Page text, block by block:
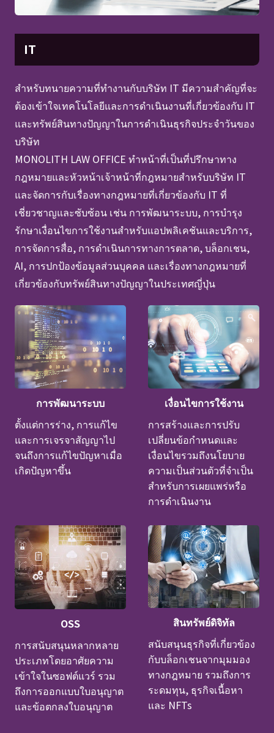
IT
สำหรับทนายความที่ทำงานกับบริษัท IT มีความสำคัญที่จะ
ต้องเข้าใจเทคโนโลยีและการดำเนินงานที่เกี่ยวข้องกับ IT
และทรัพย์สินทางปัญญาในการดำเนินธุรกิจประจำวันของ
บริษัท
MONOLITH LAW OFFICE ทำหน้าที่เป็นที่ปรึกษาทาง
กฎหมายและหัวหน้าเจ้าหน้าที่กฎหมายสำหรับบริษัท IT
และจัดการกับเรื่องทางกฎหมายที่เกี่ยวข้องกับ IT ที่
เชี่ยวชาญและซับซ้อน เช่น การพัฒนาระบบ, การบำรุง
รักษาเงื่อนไขการใช้งานสำหรับแอปพลิเคชันและบริการ,
การจัดการสื่อ, การดำเนินการทางการตลาด, บล็อกเชน,
AI, การปกป้องข้อมูลส่วนบุคคล และเรื่องทางกฎหมายที่
เกี่ยวข้องกับทรัพย์สินทางปัญญาในประเทศญี่ปุ่น
การพัฒนาระบบ
ตั้งแต่การร่าง, การแก้ไข
และการเจรจาสัญญาไป
จนถึงการแก้ไขปัญหาเมื่อ
เกิดปัญหาขึ้น
เงื่อนไขการใช้งาน
การสร้างและการปรับ
เปลี่ยนข้อกำหนดและ
เงื่อนไขรวมถึงนโยบาย
ความเป็นส่วนตัวที่จำเป็น
สำหรับการเผยแพร่หรือ
การดำเนินงาน
OSS
การสนับสนุนหลากหลาย
ประเภทโดยอาศัยความ
เข้าใจในซอฟต์แวร์ รวม
ถึงการออกแบบใบอนุญาต
และข้อตกลงใบอนุญาต
สินทรัพย์ดิจิทัล
สนับสนุนธุรกิจที่เกี่ยวข้อง
กับบล็อกเชนจากมุมมอง
ทางกฎหมาย รวมถึงการ
ระดมทุน, ธุรกิจเนื้อหา
และ NFTs